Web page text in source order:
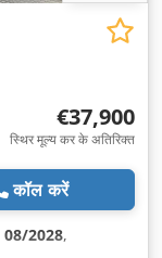
€37,900
स्थिर मूल्य कर के अतिरिक्त
कॉल करें
08/2028,